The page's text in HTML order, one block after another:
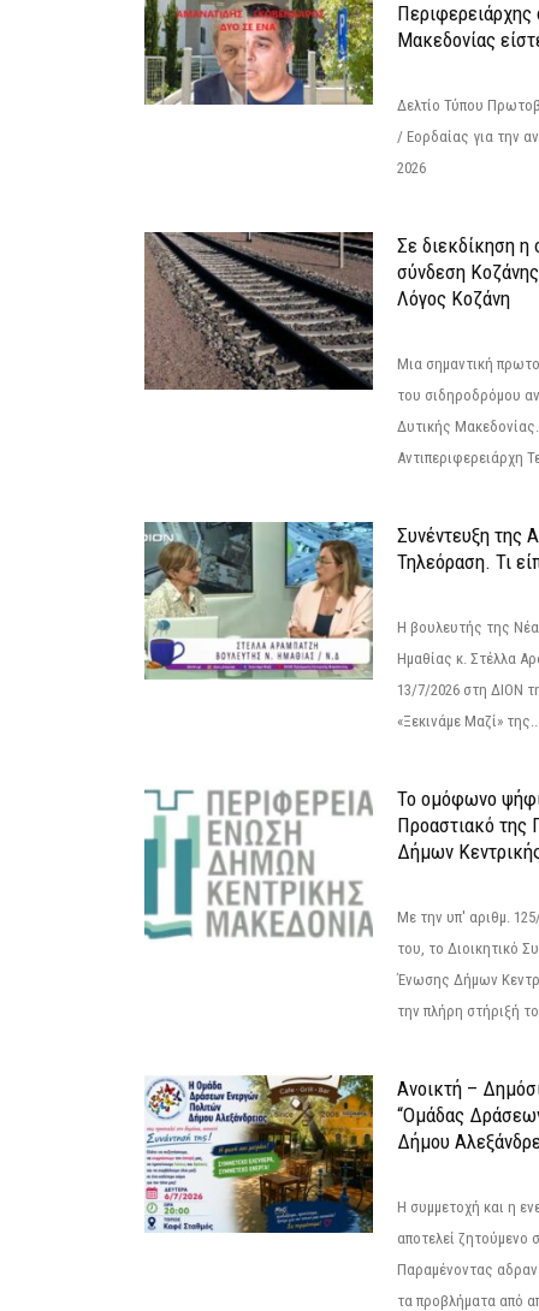
Περιφερειάρχης
Μακεδονίας
Δελτίο Τύπου
/ Εορδαίας για την
2026
Σε διεκδίκηση η
σύνδεση
Λόγος Κοζάνη
Μια σημαντική
του σιδηροδρόμου
Δυτικής
Αντιπεριφερειάρχη
Συνέντευξη της
Τηλεόραση. Τι
Η βουλευτής της
Ημαθίας κ. Στέλλα
13/7/2026 στη ΔΙΟΝ
«Ξεκινάμε Μαζί»
Το ομόφωνο
Προαστιακό της
Δήμων
Με την υπ' αριθμ.
του, το Διοικητικό
Ένωσης Δήμων
την πλήρη στήριξή
Ανοικτή –
“Ομάδας
Δήμου
Η συμμετοχή και η
αποτελεί ζητούμενο
Παραμένοντας
τα προβλήματα από